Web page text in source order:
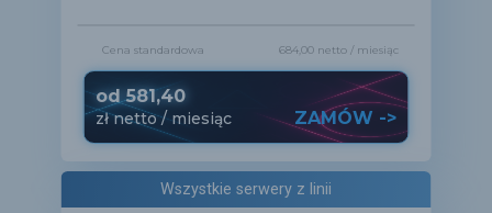
Cena standardowa 684,00 netto/ miesiąc
od581,40
złnetto/ miesiąc ZAMÓW ->
Wszystkie serwery z linii